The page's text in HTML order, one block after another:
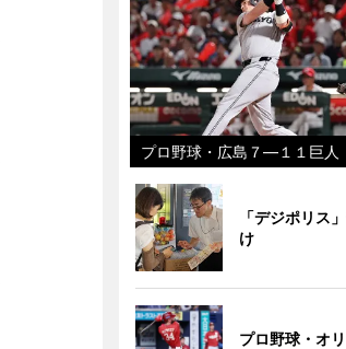
プロ野球・広島７―１１巨人
「デジポリス
け
プロ野球・オ